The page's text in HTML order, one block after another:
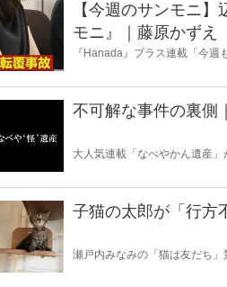
【今週のサンモニ
モニ』｜藤原かずえ
『Hanada』プラス連載「今
不可解な事件の裏側
大人気連載「なべやかん遺産
スピリチュアルな話題が大好
子猫の太郎が「行方
瀬戸内みなみの「猫は友だち」